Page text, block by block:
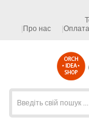
Про нас